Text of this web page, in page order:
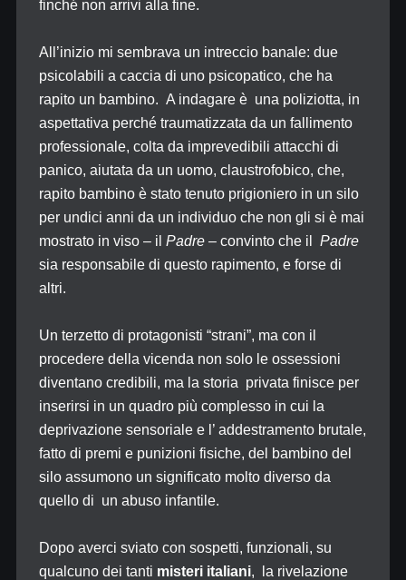
finché non arrivi alla fine.
All’inizio mi sembrava un intreccio banale: due
psicolabili a caccia di uno psicopatico, che ha
rapito un bambino. A indagare è una poliziotta, in
aspettativa perché traumatizzata da un fallimento
professionale, colta da imprevedibili attacchi di
panico, aiutata da un uomo, claustrofobico, che,
rapito bambino è stato tenuto prigioniero in un silo
per undici anni da un individuo che non gli si è mai
mostrato in viso – il Padre– convinto che il Padre
sia responsabile di questo rapimento, e forse di
altri.
Un terzetto di protagonisti “strani”, ma con il
procedere della vicenda non solo le ossessioni
diventano credibili, ma la storia privata finisce per
inserirsi in un quadro più complesso in cui la
deprivazione sensoriale e l’ addestramento brutale,
fatto di premi e punizioni fisiche, del bambino del
silo assumono un significato molto diverso da
quello di un abuso infantile.
Dopo averci sviato con sospetti, funzionali, su
qualcuno dei tanti misteri italiani, la rivelazione